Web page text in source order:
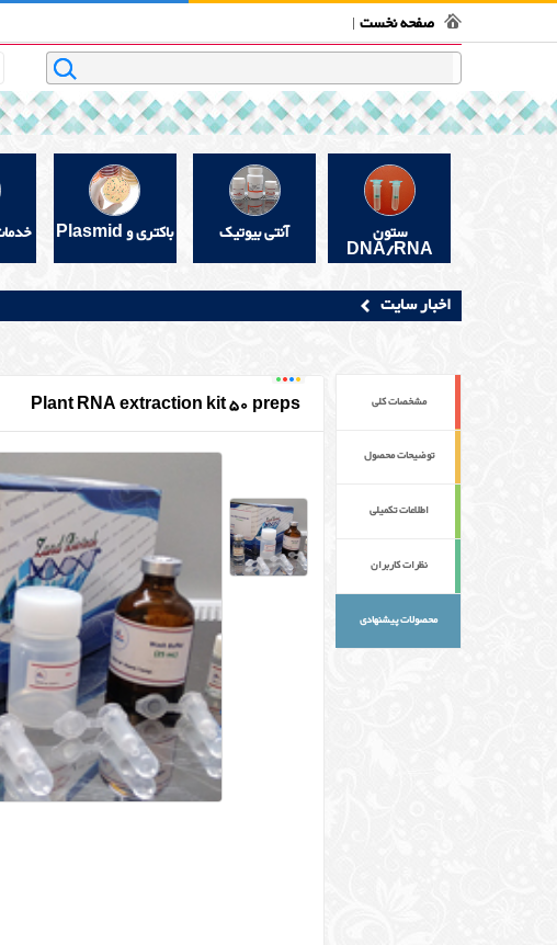
صفحه نخست
ستون
DNA/RNA
آنتی بیوتیک باکتری و Plasmid
اخبار سایت
Plant RNA extraction kit 50 preps مشخصات کلی
توضیحات محصول
اطلاعات تکمیلی
نظرات کاربران
محصولات پیشنهادی